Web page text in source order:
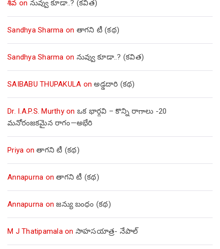
శివ on నువ్వు కూడా..? (కవిత)
Sandhya Sharma on తాగని టీ (కథ)
Sandhya Sharma on నువ్వు కూడా..? (కవిత)
SAIBABU THUPAKULA onఅడ్డదారి (కథ)
Dr. I.A.P.S. Murthyon ఒక భార్గవి – కొన్ని రాగాలు -20
మనోరంజకమైన రాగం—అభేరి
Priya onతాగని టీ (కథ)
Annapurna onతాగని టీ (కథ)
Annapurna onజన్యు బంధం (కథ)
M J Thatipamalaon సాహసయాత్ర- నేపాల్‌